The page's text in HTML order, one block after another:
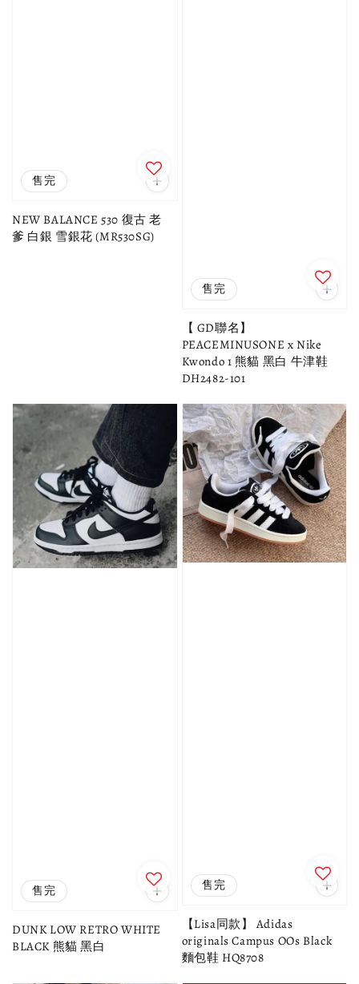
售完
NEW BALANCE 530 復古 老
爹 白銀 雪銀花 (MR530SG)
售完
【 GD聯名】
PEACEMINUSONE x Nike
Kwondo 1 熊貓 黑白 牛津鞋
DH2482-101
售完
DUNK LOW RETRO WHITE
BLACK 熊貓 黑白
售完
【Lisa同款】 Adidas
originals Campus OOs Black
麵包鞋 HQ8708